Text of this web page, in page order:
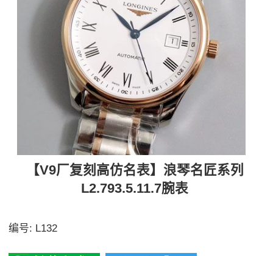
【V9厂复刻高仿名表】浪琴名匠系列
L2.793.5.11.7腕表
编号: L132